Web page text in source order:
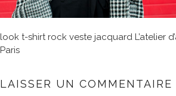
look t-shirt rock veste jacquard L’atelier
Paris
LAISSER UN COMMENTAIRE